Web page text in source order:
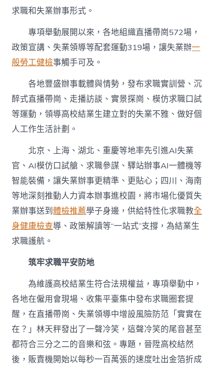
求職和失業辦事形式。
專項舉動展開以來，各地組織直播帶崗572場，
政策宣講、失業領導等配套運動319場，讓失業辦一
般勞工健檢事觸手可及。
各地豐盛辦事載體與情勢，發布求職實訓營、沉
醉式直播帶崗、走播訪談、實景探崗、模仿求職口試
等運動，領導高校結業生建立對的失業不雅、做好個
人工作生活計劃。
北京、上海、湖北、重慶等地率先引進AI失業
官、AI模仿口試艙、求職參謀、驛站辦事AI一體機等
智能裝備，讓失業辦事更精準、更貼心；四川、海南
等地深刻推動人力資本辦事進校園，將市場化優質失
業辦事送到體檢推薦學子身邊，供給特性化求職教全
身健康檢查導、政策解讀等“一站式”支撐，為結業生
求職護航。
筑牢求職平安防地
為維護高校結業生符合法規權益，專項舉動中，
各地在僱用會現場、收集平臺集中發布求職圈套提
醒，在直播帶崗、失業領導中增設風險防范「實實在
在？」林天秤發出了一聲冷笑，這聲冷笑的尾音甚至
都符合三分之二的音樂和弦。專題，晉陞高校結然
後，販賣機開始以每秒一百萬張的速度吐出金箔折成